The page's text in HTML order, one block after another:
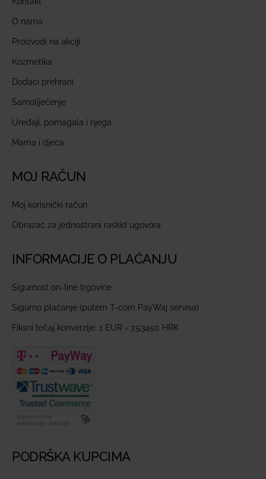
O nama
Proizvodi na akciji
Kozmetika
Dodaci prehrani
Samoliječenje
Uređaji, pomagala i njega
Mama i djeca
MOJ RAČUN
Moj korisnički račun
Obrazac za jednostrani raskid ugovora
INFORMACIJE O PLAĆANJU
Sigurnost on-line trgovine
Sigurno plaćanje (putem T-com PayWaj servisa)
Fiksni tečaj konverzije: 1 EUR = 7,53450 HRK
PODRŠKA KUPCIMA